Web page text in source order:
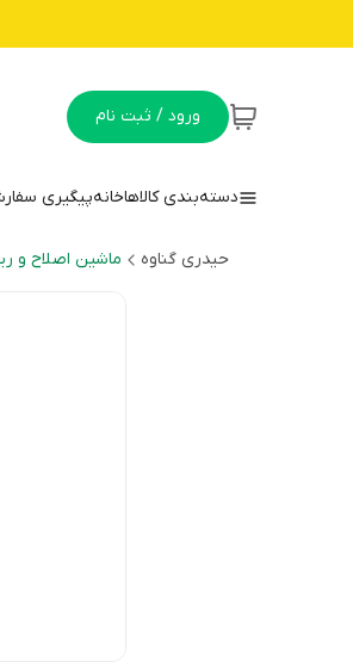
ورود / ثبت نام
دسته‌بندی کالاهاخانهپیگیری
حیدری گناوه ماشین اصلاح و